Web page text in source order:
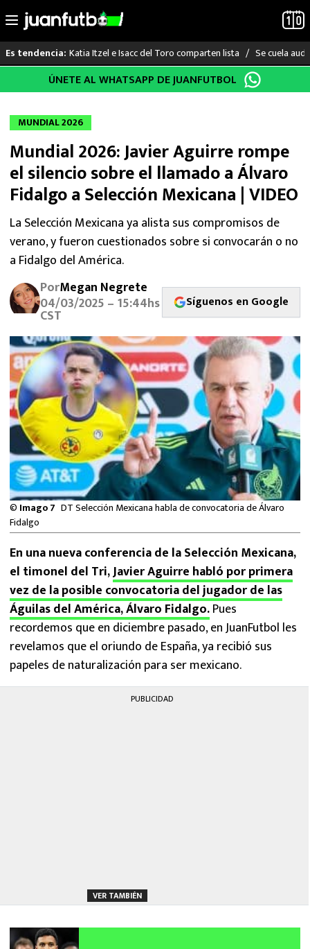
al
Es tendencia: Katia Itzel e Isacc del Toro comparten lista Se cuela
LO ÚLTIMO
LIGA MX
RAYADOS
PUMAS
ATLANTE
SELECCIÓN MEXICANA
FUTBOL INTERNACIONAL
MEXICANOS EN EL EXTRANJERO
FUTBOL ESTUFA
FÓRMULA 1
BOXEO
LIGA MX
NFL
ÚNETE AL WHATSAPP DE JUANFUTBOL
MUNDIAL 2026
Mundial 2026: Javier Aguirre rompe
el silencio sobre el llamado a Álvaro
Fidalgo a Selección Mexicana | VIDEO
La Selección Mexicana ya alista sus compromisos de
verano, y fueron cuestionados sobre si convocarán o no
a Fidalgo del América.
PorMegan Negrete
04/03/2025 – 15:44hs
CST
Síguenos en Google
© Imago 7 DT Selección Mexicana habla de convocatoria de Álvaro
Fidalgo
En una nueva conferencia de la Selección Mexicana,
el timonel del Tri,Javier Aguirre habló por primera
vez de la posible convocatoria del jugador de las
Águilas del América, Álvaro Fidalgo.Pues
recordemos que en diciembre pasado, en JuanFutbol les
revelamos que el oriundo de España, ya recibió sus
papeles de naturalización para ser mexicano.
PUBLICIDAD
VER TAMBIÉN